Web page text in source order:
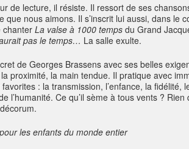
de lecture, il résiste. Il ressort de ses
que nous aimons. Il s’inscrit lui aussi, dans le
chanter La valse à 1000 temps du Grand
pas le temps… La salle exulte.
de Georges Brassens avec ses belles
proximité, la main tendue. Il pratique avec
: la transmission, l’enfance, la fidélité,
Ce qu’il sème à tous vents ? Rien
les enfants du monde entier